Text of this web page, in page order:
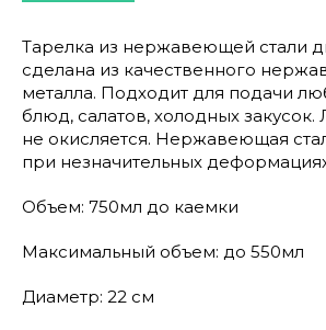
Тарелка из нержавеющей стали
сделана из качественного
металла. Подходит для подачи
блюд, салатов, холодных закусок.
не окисляется. Нержавеющая
при незначительных
Объем: 750мл до каемки
Максимальный объем: до 550мл
Диаметр: 22 см